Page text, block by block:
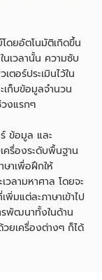
ดยอัตโนมัติเกิดขึ้น
เวลานั้น ความซับ
อร์ประเมินไว้ใน
ก็บข้อมูลจำนวน
งแรกๆ
ข้อมูล และ
ครื่องระดับพื้นฐาน
าเพื่อฝึกให้
ลามหาศาล โดยจะ
มแต่ละภาษาเข้าไป
รพัฒนาทั้งในด้าน
ยเครื่องต่างๆ ก็ได้